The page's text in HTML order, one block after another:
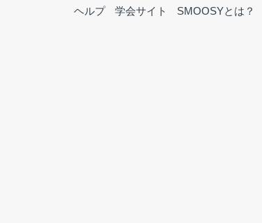
ヘルプ 学会サイト SMOOSYとは？